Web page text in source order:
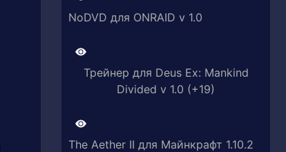
NoDVD для ONRAID v 1.0
Трейнер для Deus Ex: Mankind
Divided v 1.0 (+19)
The Aether II для Майнкрафт 1.10.2